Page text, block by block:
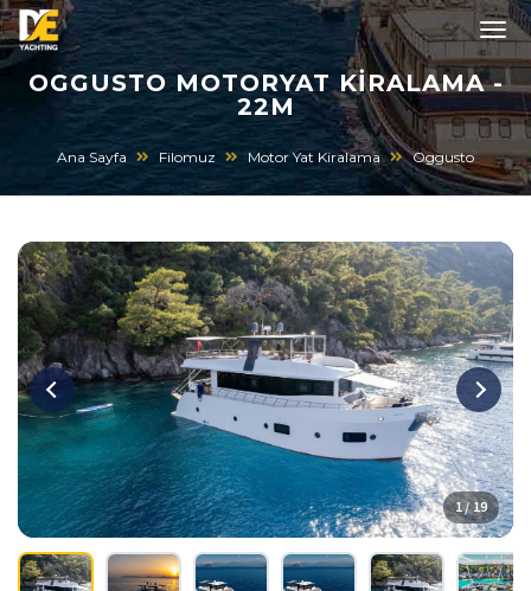
OGGUSTO MOTORYAT KIRALAMA -
22M
Ana Sayfa Filomuz Motor Yat Kiralama Oggusto
1 / 19